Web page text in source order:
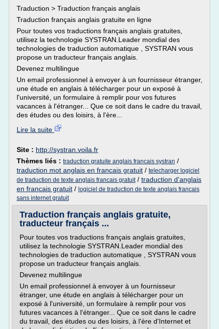
Traduction > Traduction français anglais
Traduction français anglais gratuite en ligne
Pour toutes vos traductions français anglais gratuites,
utilisez la technologie SYSTRAN.Leader mondial des
technologies de traduction automatique , SYSTRAN vous
propose un traducteur français anglais.
Devenez multilingue
Un email professionnel à envoyer à un fournisseur étranger,
une étude en anglais à télécharger pour un exposé à
l'université, un formulaire à remplir pour vos futures
vacances à l'étranger... Que ce soit dans le cadre du travail,
des études ou des loisirs, à l'ère...
Lire la suite
Site : http://systran.voila.fr
Thèmes liés : traduction gratuite anglais francais systran /
traduction mot anglais en francais gratuit / telecharger logiciel
de traduction de texte anglais francais gratuit/ traduction d'anglais
en francais gratuit / logiciel de traduction de texte anglais francais
sans internet gratuit
Traduction français anglais gratuite,
traducteur français ...
Pour toutes vos traductions français anglais gratuites,
utilisez la technologie SYSTRAN.Leader mondial des
technologies de traduction automatique , SYSTRAN vous
propose un traducteur français anglais.
Devenez multilingue
Un email professionnel à envoyer à un fournisseur
étranger, une étude en anglais à télécharger pour un
exposé à l'université, un formulaire à remplir pour vos
futures vacances à l'étranger... Que ce soit dans le cadre
du travail, des études ou des loisirs, à l'ère d'Internet et